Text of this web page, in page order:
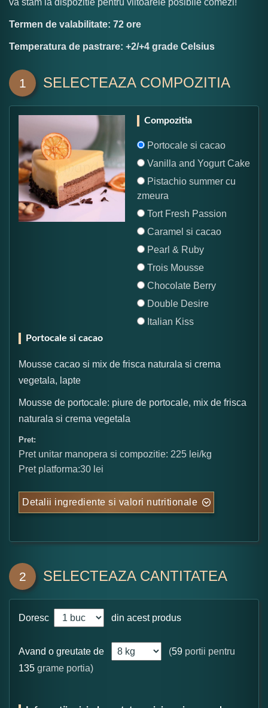
Termen de valabilitate: 72 ore
Temperatura de pastrare: +2/+4 grade Celsius
1 SELECTEAZA COMPOZITIA
Compozitia
Portocale si cacao
Vanilla and Yogurt Cake
Pistachio summer cu
zmeura
Tort Fresh Passion
Caramel si cacao
Pearl & Ruby
Trois Mousse
Chocolate Berry
Double Desire
Italian Kiss
Portocale si cacao
Mousse cacao si mix de frisca naturala si crema
vegetala, lapte
Mousse de portocale: piure de portocale, mix de frisca
naturala si crema vegetala
Pret:
Pret unitar manopera si compozitie: 225 lei/kg
Pret platforma:30 lei
Detalii ingrediente si valori nutritionale
2 SELECTEAZA CANTITATEA
Doresc din acest produs
Avand o greutate de (59 portii pentru
135 grame portia)